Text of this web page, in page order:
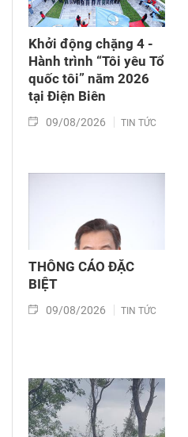
Khởi động chặng 4 -
Hành trình “Tôi yêu Tổ
quốc tôi” năm 2026
tại Điện Biên
09/08/2026 TIN TỨC
THÔNG CÁO ĐẶC
BIỆT
09/08/2026 TIN TỨC